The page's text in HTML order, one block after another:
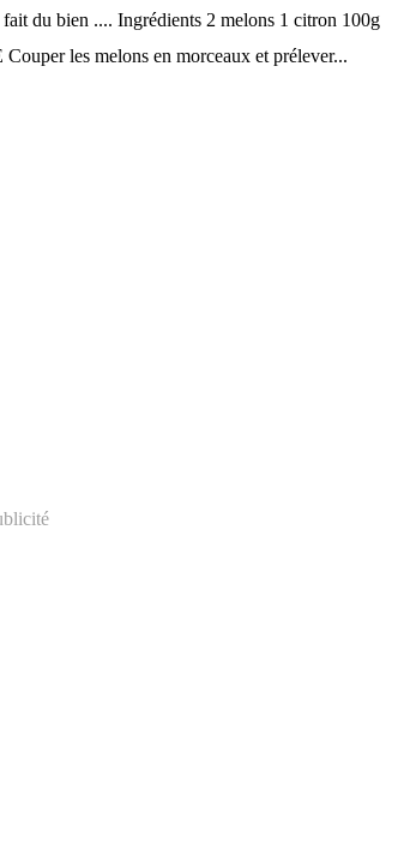
du bien .... Ingrédients 2 melons 1 citron 100g
les melons en morceaux et prélever...